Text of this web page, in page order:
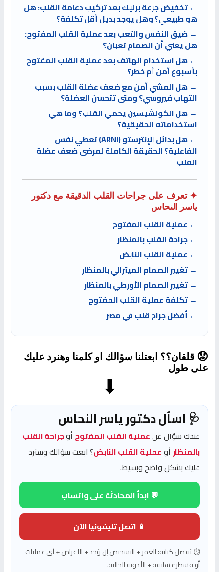
← تخفيض جرعة برليك بعد تركيب دعامة القلب: هل
هو طبيعي؟ وهل يوجد بديل أقل تكلفة؟
← ضيق النفس والتعب بعد عملية القلب المفتوح:
هل يعني أن الصمام تعبان؟
← هل استخدام الهاتف بعد عملية القلب المفتوح
بأسبوع آمن أم خطر؟
← هل المشي آمن مع ضعف عضلة القلب بسبب
التهاب فيروسي؟ ومتى تتحسن العضلة؟
← هل الكولشيسين يحمي القلب؟ وما هي
استخداماته الحقيقية؟
← هل بدائل الإنترستو (ARNI) تعطي نفس
الفاعلية؟ الحقيقة الكاملة لمرضى ضعف عضلة
القلب
✦ تعرف على جراحات القلب الدقيقة مع دكتور
ياسر النحاس
← عملية القلب المفتوح
← جراحة القلب بالمنظار
← عملية القلب النابض
← تغيير الصمام الميترالي بالمنظار
← تغيير الصمام الأورطي بالمنظار
← تكلفة عملية القلب المفتوح
← أفضل جراح قلب في مصر
😟 قلقان؟؟ ابعتلنا سؤالك او كلمنا وهنرد عليك
على طول
⬇
🩺 اسأل دكتور ياسر النحاس
عندك سؤال عنعملية القلب المفتوح أوجراحة القلب
بالمنظارأوعملية القلب النابض؟ ابعت سؤالك وسنرد
عليك بشكل واضح وبسيط.
💬 ابدأ المحادثة على واتساب
📱 اتصل تليفونيًا الآن
⏱️ يُفضّل كتابة: العمر + التشخيص إن وُجد + الأعراض + أي عمليات
أو قسطرة سابقة + الأدوية الحالية.